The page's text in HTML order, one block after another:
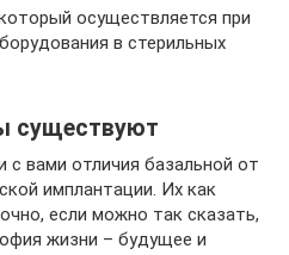
осуществляется при
в стерильных
существуют
вами отличия базальной от
имплантации. Их как
если можно так сказать,
жизни – будущее и